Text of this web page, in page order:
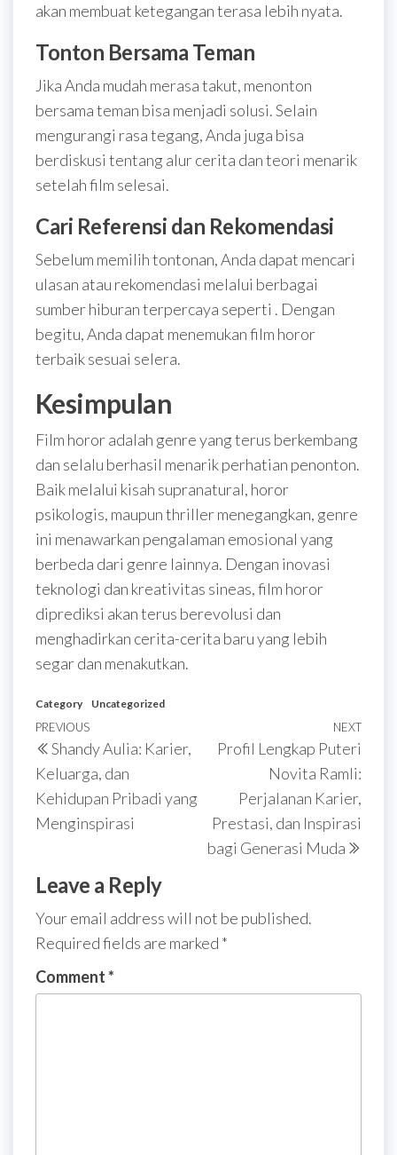
akan membuat ketegangan terasa lebih nyata.
Tonton Bersama Teman
Jika Anda mudah merasa takut, menonton
bersama teman bisa menjadi solusi. Selain
mengurangi rasa tegang, Anda juga bisa
berdiskusi tentang alur cerita dan teori menarik
setelah film selesai.
Cari Referensi dan Rekomendasi
Sebelum memilih tontonan, Anda dapat mencari
ulasan atau rekomendasi melalui berbagai
sumber hiburan terpercaya seperti . Dengan
begitu, Anda dapat menemukan film horor
terbaik sesuai selera.
Kesimpulan
Film horor adalah genre yang terus berkembang
dan selalu berhasil menarik perhatian penonton.
Baik melalui kisah supranatural, horor
psikologis, maupun thriller menegangkan, genre
ini menawarkan pengalaman emosional yang
berbeda dari genre lainnya. Dengan inovasi
teknologi dan kreativitas sineas, film horor
diprediksi akan terus berevolusi dan
menghadirkan cerita-cerita baru yang lebih
segar dan menakutkan.
Category Uncategorized
Post
navigation
Previous
Post
PREVIOUS
Shandy Aulia: Karier,
Keluarga, dan
Kehidupan Pribadi yang
Menginspirasi
Next
NEXT
Profil Lengkap Puteri
Novita Ramli:
Perjalanan Karier,
Prestasi, dan Inspirasi
bagi Generasi Muda
Leave a Reply
Your email address will not be published.
Required fields are marked *
Comment*